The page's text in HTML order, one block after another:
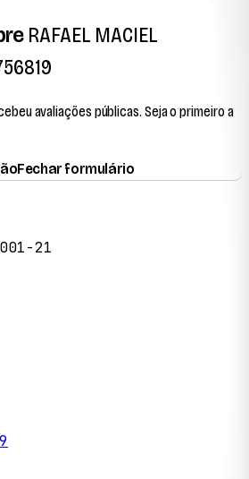
RAFAEL MACIEL
avaliações públicas. Seja o primeiro a
Fechar formulário
21